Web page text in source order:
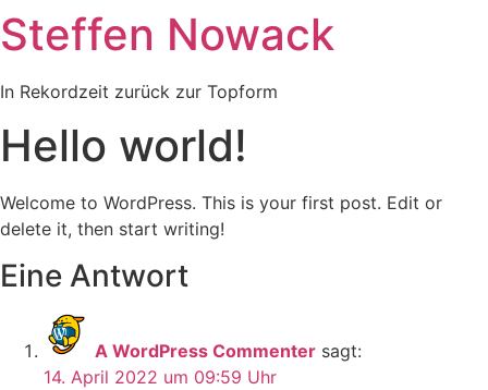
Steffen Nowack
In Rekordzeit zurück zur Topform
Hello world!
Welcome to WordPress. This is your first post. Edit or
delete it, then start writing!
Eine Antwort
A WordPress Commenter sagt:
14. April 2022 um 09:59 Uhr